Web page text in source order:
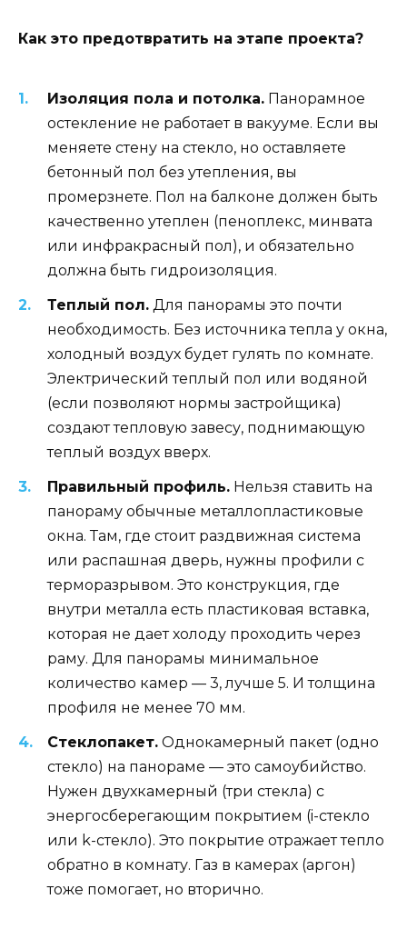
Как это предотвратить на этапе проекта?
Изоляция пола и потолка. Панорамное
остекление не работает в вакууме. Если вы
меняете стену на стекло, но оставляете
бетонный пол без утепления, вы
промерзнете. Пол на балконе должен быть
качественно утеплен (пеноплекс, минвата
или инфракрасный пол), и обязательно
должна быть гидроизоляция.
Теплый пол. Для панорамы это почти
необходимость. Без источника тепла у окна,
холодный воздух будет гулять по комнате.
Электрический теплый пол или водяной
(если позволяют нормы застройщика)
создают тепловую завесу, поднимающую
теплый воздух вверх.
Правильный профиль. Нельзя ставить на
панораму обычные металлопластиковые
окна. Там, где стоит раздвижная система
или распашная дверь, нужны профили с
терморазрывом. Это конструкция, где
внутри металла есть пластиковая вставка,
которая не дает холоду проходить через
раму. Для панорамы минимальное
количество камер — 3, лучше 5. И толщина
профиля не менее 70 мм.
Стеклопакет. Однокамерный пакет (одно
стекло) на панораме — это самоубийство.
Нужен двухкамерный (три стекла) с
энергосберегающим покрытием (i-стекло
или k-стекло). Это покрытие отражает тепло
обратно в комнату. Газ в камерах (аргон)
тоже помогает, но вторично.